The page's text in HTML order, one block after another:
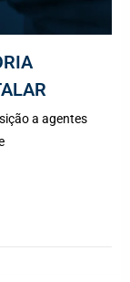
a agentes